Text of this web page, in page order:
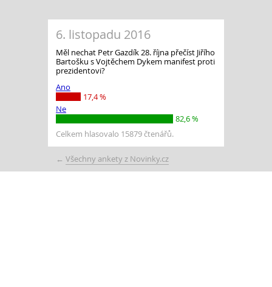
6. listopadu 2016
Měl nechat Petr Gazdík 28. října přečíst Jiřího
Bartošku s Vojtěchem Dykem manifest proti
prezidentovi?
Ano
17,4 %
Ne
82,6 %
Celkem hlasovalo 15879 čtenářů.
← Všechny ankety z Novinky.cz